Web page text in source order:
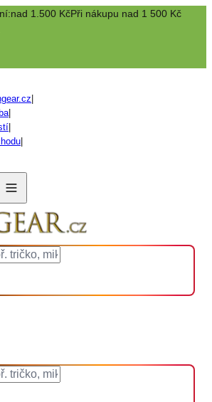
nad 1.500 KčPři nákupu nad 1 500 Kč
|